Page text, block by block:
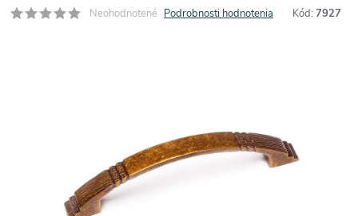
Neohodnotené Podrobnosti hodnotenia Kód: 7927